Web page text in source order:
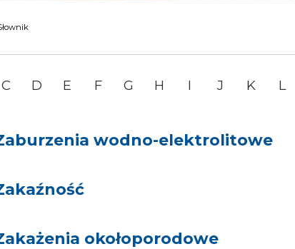
C D E F G H I J K L
wodno-elektrolitowe
okołoporodowe